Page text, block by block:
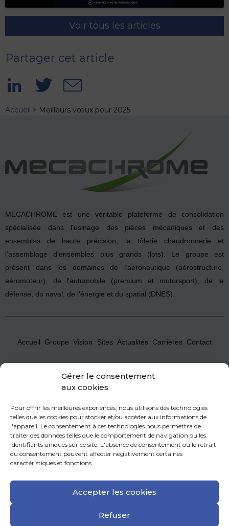
Gérer le consentement
aux cookies
Pour offrir les meilleures expériences, nous utilisons des technologies
telles que les cookies pour stocker et/ou accéder aux informations de
l'appareil. Le consentement à ces technologies nous permettra de
traiter des données telles que le comportement de navigation ou les
identifiants uniques sur ce site. L'absence de consentement ou le retrait
du consentement peuvent affecter négativement certaines
caractéristiques et fonctions.
Accepter les cookies
Refuser
Voir tous les articles
Partager cet article
Accueil > Meilleurs vœux pour 2025
MECACHROME est une véritable plateforme de consolidation
spécialisée dans l’usinage des pièces mécaniques et des
ensembles de haute précision, la tôlerie chaudronnerie et
l’assemblage d’ensembles plus grands (lots). Le groupe est
présent dans les domaines de l’aéronautique (aérostructure,
aéromoteur), de l'automobile (premium et motorsport), de la
défense, du naval, de l'énergie et du spatial (DNES).
Accueil Groupe Vision Sites Actualités Carrières Contact
Newsletter*
MECACHROME traite les données recueillies pour permettre l’envoi de la Newsletter. Pour en savoir
plus sur la gestion de vos données personnelles et pour exercer vos droits, reportez vous à notre
politique de confidentialité.
FRANÇAIS
ESPACE PRESSE
DÉCLARATION DE CONFIDENTIALITÉ